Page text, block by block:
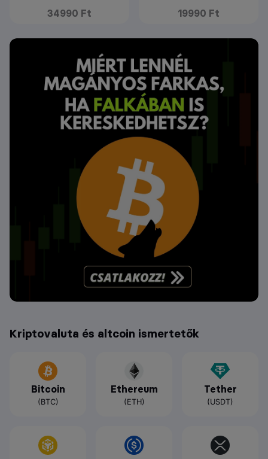
34990 Ft 19990 Ft
Kriptovaluta és altcoin ismertetők
Bitcoin
(BTC)
Ethereum
(ETH)
Tether
(USDT)